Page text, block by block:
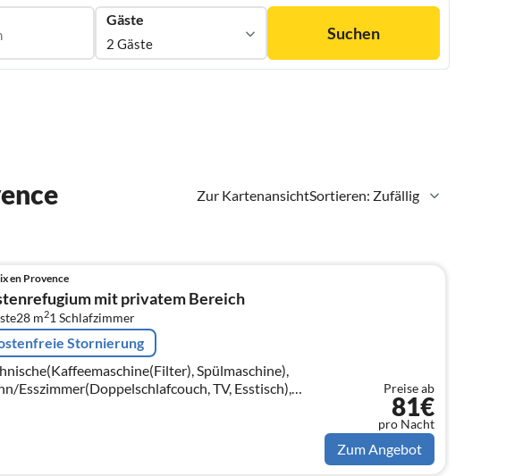
Gäste
2 Gäste
Suchen
Zur KartenansichtSortieren: Zufällig
en Provence
mit privatem Bereich
28 m21 Schlafzimmer
Stornierung
Spülmaschine),
Esszimmer(Doppelschlafcouch, TV, Esstisch),
Waschbecken, Toilette)
Preise ab
81€
pro Nacht
Zum Angebot